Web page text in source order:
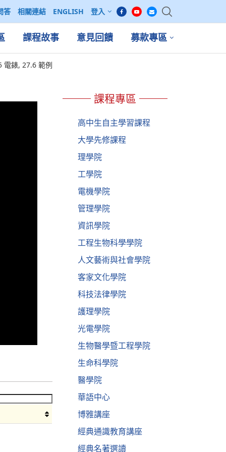
答 相關連結 ENGLISH 登入
課程故事 意見回饋 募款專區
電錶, 27.6 範例
課程專區
高中生自主學習課程
大學先修課程
理學院
工學院
電機學院
管理學院
資訊學院
工程生物科學學院
人文藝術與社會學院
客家文化學院
科技法律學院
護理學院
光電學院
生物醫學暨工程學院
生命科學院
醫學院
華語中心
博雅講座
經典通識教育講座
經典名著選讀